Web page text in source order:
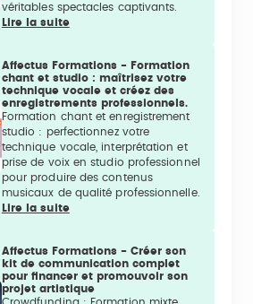
véritables spectacles captivants.
Lire la suite
Affectus Formations - Formation
chant et studio : maîtrisez votre
technique vocale et créez des
enregistrements professionnels.
Formation chant et enregistrement
studio : perfectionnez votre
technique vocale, interprétation et
prise de voix en studio professionnel
pour produire des contenus
musicaux de qualité professionnelle.
Lire la suite
Affectus Formations - Créer son
kit de communication complet
pour financer et promouvoir son
projet artistique